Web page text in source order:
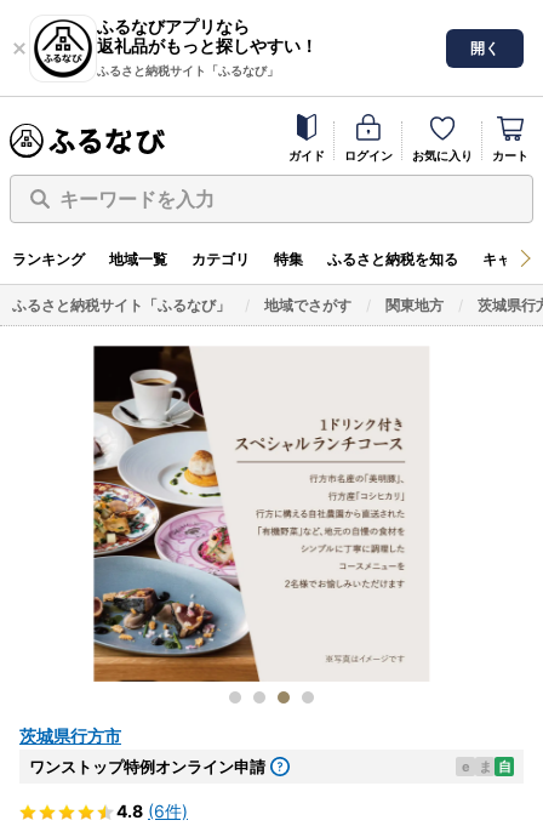
ふるなびアプリなら
返礼品がもっと探しやすい！
ふるさと納税サイト「ふるなび」
開く
ガイド ログイン お気に入り カート
キーワードを入力
ランキング 地域一覧 カテゴリ 特集 ふるさと納税を知る キャン
ふるさと納税サイト「ふるなび」 地域でさがす 関東地方 茨城県行
茨城県行方市
ワンストップ特例オンライン申請 e ま 自
4.8 (6件)